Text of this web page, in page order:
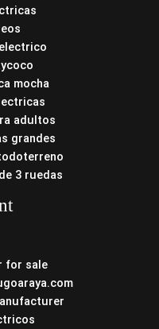
mocha
adultos
grandes
3 ruedas
for sale